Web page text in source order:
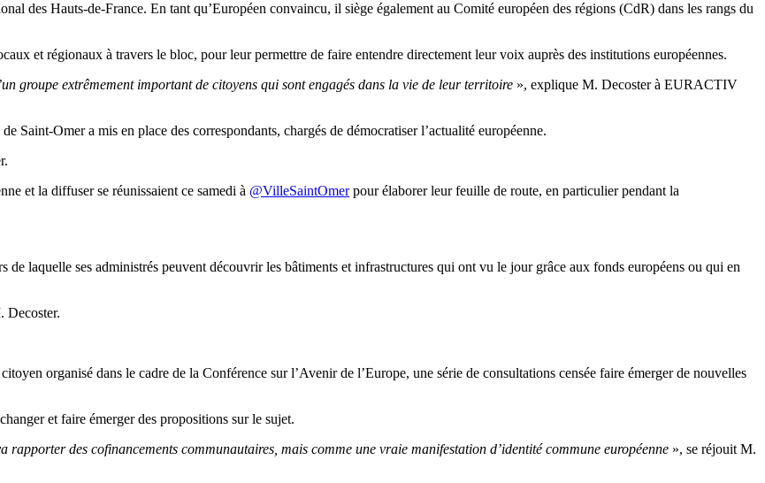
des Hauts-de-France. En tant qu’Européen convaincu, il siège également au Comité européen des régions (CdR) dans les rangs du
et régionaux à travers le bloc, pour leur permettre de faire entendre directement leur voix auprès des institutions européennes.
groupe extrêmement important de citoyens qui sont engagés dans la vie de leur territoire », explique M. Decoster à EURACTIV
Saint-Omer a mis en place des correspondants, chargés de démocratiser l’actualité européenne.
et la diffuser se réunissaient ce samedi à @VilleSaintOmerpour élaborer leur feuille de route, en particulier pendant la
de laquelle ses administrés peuvent découvrir les bâtiments et infrastructures qui ont vu le jour grâce aux fonds européens ou qui en
Decoster.
organisé dans le cadre de la Conférence sur l’Avenir de l’Europe, une série de consultations censée faire émerger de nouvelles
et faire émerger des propositions sur le sujet.
des cofinancements communautaires, mais comme une vraie manifestation d’identité commune européenne », se réjouit M.